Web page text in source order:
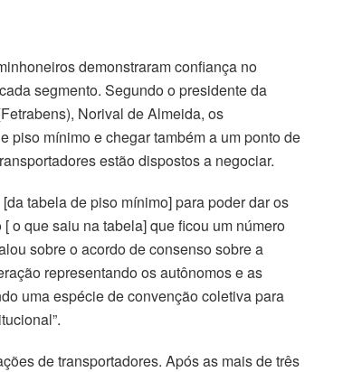
demonstraram confiança no
segmento. Segundo o presidente da
Norival de Almeida, os
piso mínimo e chegar também a um ponto de
estão dispostos a negociar.
tabela de piso mínimo] para poder dar os
o que saiu na tabela] que ficou um número
sobre o acordo de consenso sobre a
representando os autônomos e as
uma espécie de convenção coletiva para
de transportadores. Após as mais de três